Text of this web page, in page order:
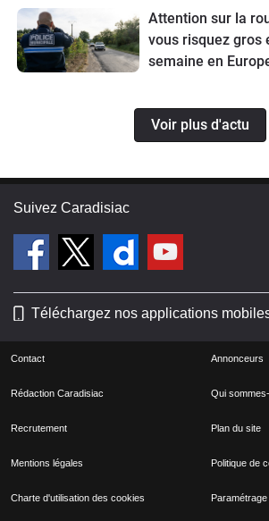
Attention sur la
vous risquez gros
semaine en
Voir plus d'actu
Suivez Caradisiac
Téléchargez nos applications
Contact Annonceurs
Rédaction Caradisiac Qui
Recrutement Plan du site
Mentions légales Politique de
Charte d'utilisation des cookies